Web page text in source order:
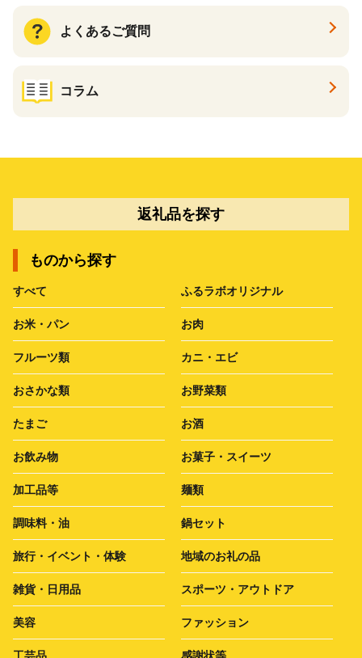
よくあるご質問
コラム
返礼品を探す
ものから探す
すべて ふるラボオリジナル
お米・パン お肉
フルーツ類 カニ・エビ
おさかな類 お野菜類
たまご お酒
お飲み物 お菓子・スイーツ
加工品等 麺類
調味料・油 鍋セット
旅行・イベント・体験 地域のお礼の品
雑貨・日用品 スポーツ・アウトドア
美容 ファッション